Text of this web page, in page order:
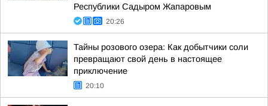
Республики Садыром Жапаровым
20:26
Тайны розового озера: Как добытчики соли
превращают свой день в настоящее
приключение
20:10